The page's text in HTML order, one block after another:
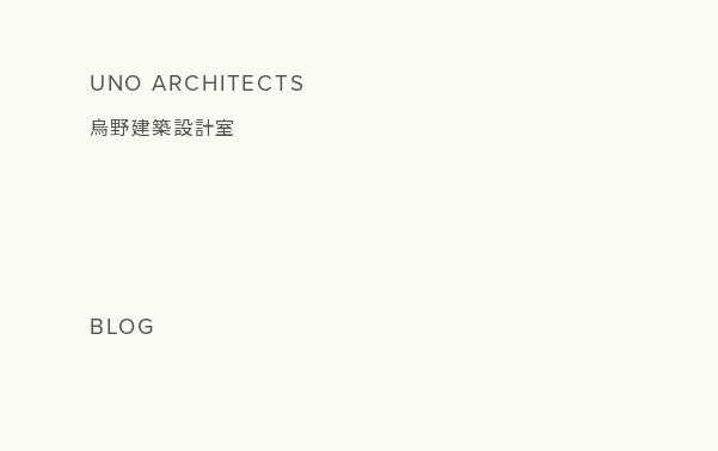
UNO ARCHITECTS
烏野建築設計室
BLOG